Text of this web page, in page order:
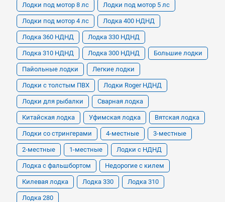
Лодки под мотор 8 лс Лодки под мотор 5 лс
Лодки под мотор 4 лс Лодка 400 НДНД
Лодка 360 НДНД Лодка 330 НДНД
Лодка 310 НДНД Лодка 300 НДНД Большие лодки
Пайольные лодки Легкие лодки
Лодки с толстым ПВХ Лодки Roger НДНД
Лодки для рыбалки Сварная лодка
Китайская лодка Уфимская лодка Вятская лодка
Лодки со стрингерами 4-местные 3-местные
2-местные 1-местные Лодки с НДНД
Лодка с фальшбортом Недорогие с килем
Килевая лодка Лодка 330 Лодка 310
Лодка 280